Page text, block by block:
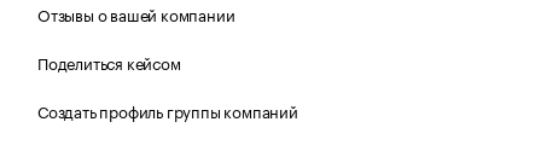
Отзывы о вашей компании
Поделиться кейсом
Создать профиль группы компаний